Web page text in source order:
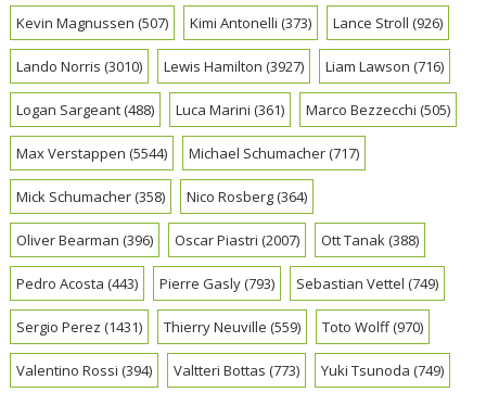
Kevin Magnussen (507) Kimi Antonelli (373) Lance Stroll (926)
Lando Norris (3010) Lewis Hamilton (3927) Liam Lawson (716)
Logan Sargeant(488) Luca Marini (361) Marco Bezzecchi (505)
Max Verstappen (5544) Michael Schumacher(717)
Mick Schumacher(358) Nico Rosberg(364)
Oliver Bearman (396) Oscar Piastri (2007) Ott Tanak(388)
Pedro Acosta (443) Pierre Gasly(793) Sebastian Vettel (749)
Sergio Perez (1431) Thierry Neuville (559) Toto Wolff(970)
Valentino Rossi (394) Valtteri Bottas (773) Yuki Tsunoda (749)